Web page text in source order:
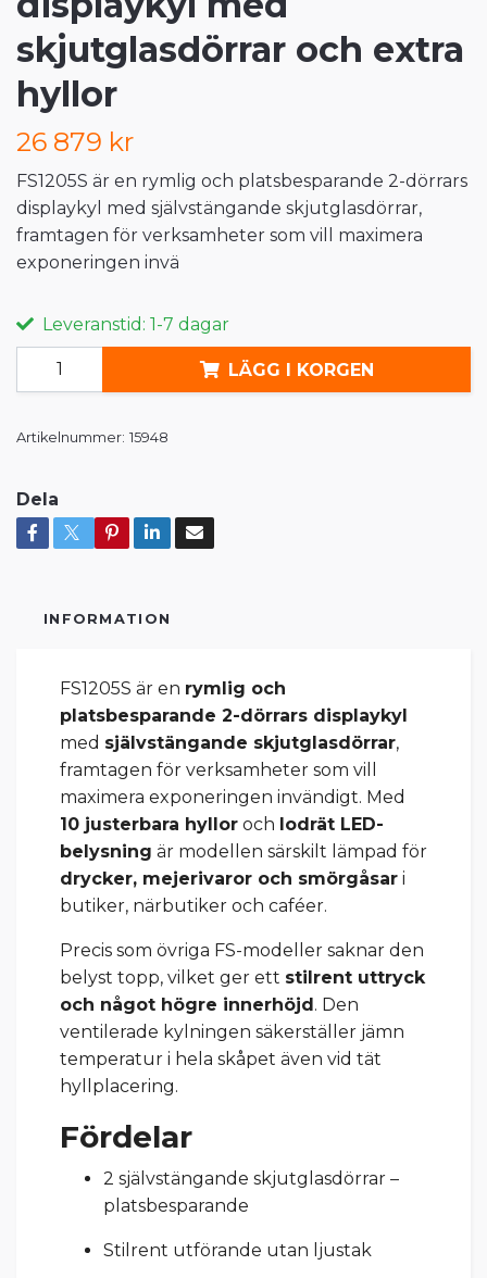
skjutglasdörrar och extra
hyllor
26 879 kr
FS1205S är en rymlig och platsbesparande 2-dörrars
displaykyl med självstängande skjutglasdörrar,
framtagen för verksamheter som vill maximera
exponeringen invä
Leveranstid: 1-7 dagar
LÄGG I KORGEN
Artikelnummer: 15948
Dela
INFORMATION
FS1205S är en rymlig och
platsbesparande 2-dörrars displaykyl
med självstängande skjutglasdörrar,
framtagen för verksamheter som vill
maximera exponeringen invändigt. Med
10 justerbara hyllor och lodrät LED-
belysning är modellen särskilt lämpad för
drycker, mejerivaror och smörgåsar i
butiker, närbutiker och caféer.
Precis som övriga FS-modeller saknar den
belyst topp, vilket ger ett stilrent uttryck
och något högre innerhöjd . Den
ventilerade kylningen säkerställer jämn
temperatur i hela skåpet även vid tät
hyllplacering.
Fördelar
2 självstängande skjutglasdörrar –
platsbesparande
Stilrent utförande utan ljustak